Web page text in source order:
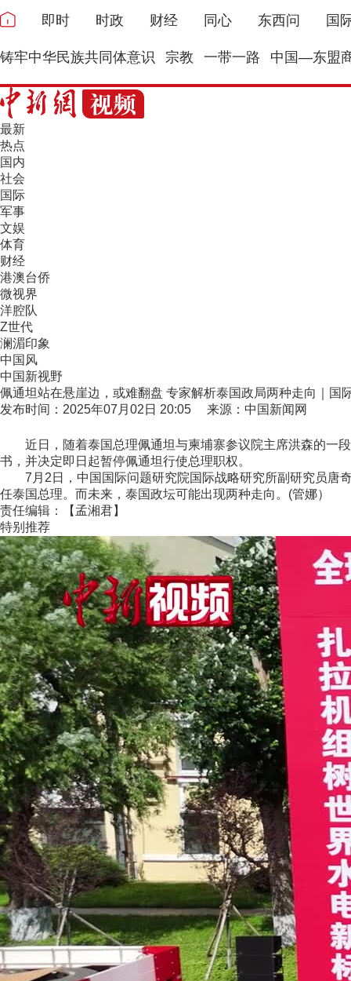
即时 时政 财经 同心 东西问 国
铸牢中华民族共同体意识 宗教 一带一路 中国—东盟
最新
热点
国内
社会
国际
军事
文娱
体育
财经
港澳台侨
微视界
洋腔队
Z世代
澜湄印象
中国风
中国新视野
佩通坦站在悬崖边，或难翻盘 专家解析泰国政局两种走向｜国
发布时间：2025年07月02日 20:05 来源：中国新闻网
近日，随着泰国总理佩通坦与柬埔寨参议院主席洪森的一段
书，并决定即日起暂停佩通坦行使总理职权。
7月2日，中国国际问题研究院国际战略研究所副研究员唐奇
任泰国总理。而未来，泰国政坛可能出现两种走向。(管娜）
责任编辑：【孟湘君】
特别推荐